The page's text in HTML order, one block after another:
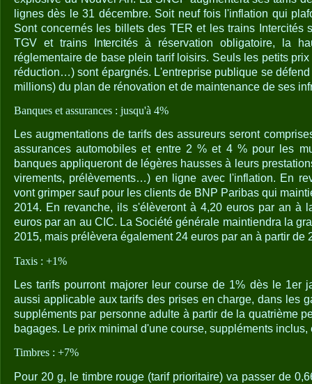
lignes dès le 31 décembre. Soit neuf fois l'inflation qui
Sont concernés les billets des TER et les trains Intercités
TGV et trains Intercités à réservation obligatoire, la
réglementaire de base plein tarif loisirs. Seuls les petits
réduction…) sont épargnés. L'entreprise publique se
millions) du plan de rénovation et de maintenance de ses
Banques et assurances : jusqu'à 4%
Les augmentations de tarifs des assureurs seront
assurances automobiles et entre 2 % et 4 % pour les
banques appliqueront de légères hausses à leurs
virements, prélèvements…) en ligne avec l'inflation. En
vont grimper sauf pour les clients de BNP Paribas qui
2014. En revanche, ils s'élèveront à 4,20 euros par an à
euros par an au CIC. La Société générale maintiendra la
2015, mais prélèvera également 24 euros par an à partir de
Taxis : +1%
Les tarifs pourront majorer leur course de 1% dès le 1er
aussi applicable aux tarifs des prises en charge, dans les
suppléments par personne adulte à partir de la quatrième
bagages. Le prix minimal d'une course, suppléments inclus,
Timbres : +7%
Pour 20 g, le timbre rouge (tarif prioritaire) va passer de